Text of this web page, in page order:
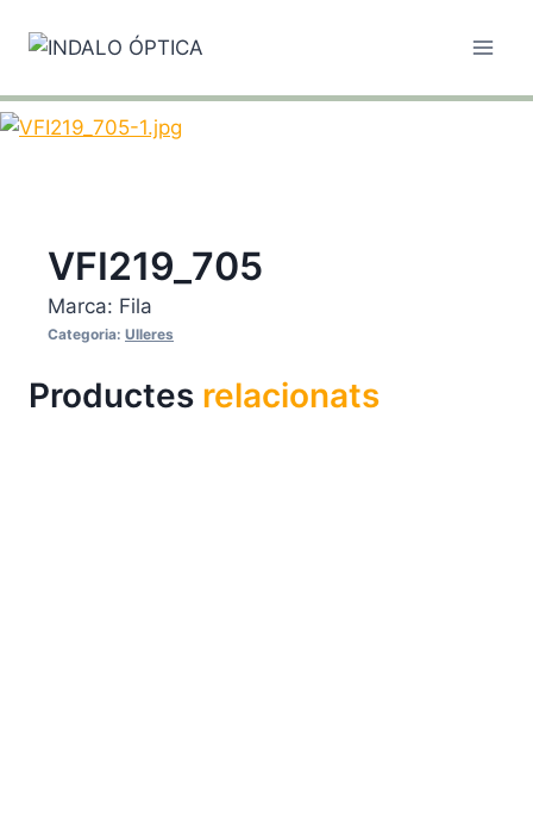
VFI219_705
Marca: Fila
Categoria: Ulleres
Productes relacionats